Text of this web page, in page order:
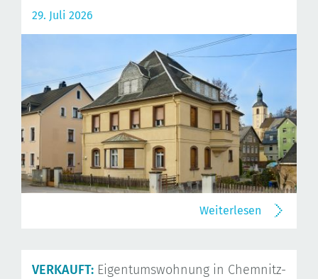
29. Juli 2026
Weiterlesen
VERKAUFT: Eigentumswohnung in Chemnitz-